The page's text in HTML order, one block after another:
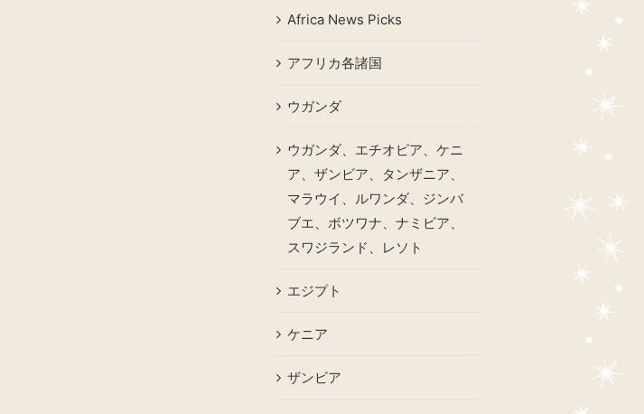
Africa News Picks
アフリカ各諸国
ウガンダ
ウガンダ、エチオピア、ケニ
ア、ザンビア、タンザニア、
マラウイ、ルワンダ、ジンバ
ブエ、ボツワナ、ナミビア、
スワジランド、レソト
エジプト
ケニア
ザンビア